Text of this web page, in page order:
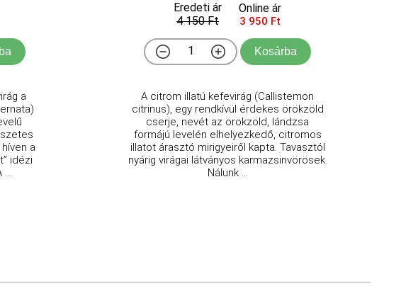
a
a
idézi
...
Eredeti ár
4 150 Ft
Online ár
3 950 Ft
Kosárba
A citrom illatú kefevirág (Callistemon
citrinus), egy rendkívül érdekes örökzöld
cserje, nevét az örökzöld, lándzsa
formájú levelén elhelyezkedő, citromos
illatot árasztó mirigyeiről kapta. Tavasztól
nyárig virágai látványos karmazsinvörösek.
Nálunk ...